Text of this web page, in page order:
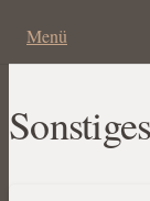
Menü
Sonstiges